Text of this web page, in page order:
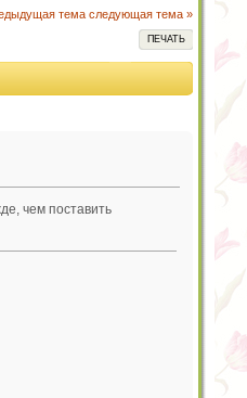
тема следующая тема »
ПЕЧАТЬ
чем поставить